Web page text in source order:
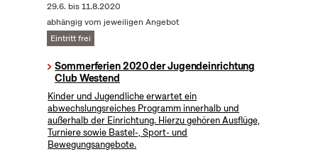
29.6. bis11.8.2020
abhängig vom jeweiligen Angebot
Eintritt frei
Sommerferien 2020 der Jugendeinrichtung
Club Westend
Kinder und Jugendliche erwartet ein
abwechslungsreiches Programm innerhalb und
außerhalb der Einrichtung. Hierzu gehören Ausflüge,
Turniere sowie Bastel-, Sport- und
Bewegungsangebote.